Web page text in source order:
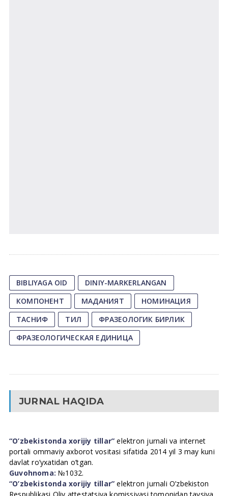
BIBLIYAGA OID
DINIY-MARKERLANGAN
КОМПОНЕНТ
МАДАНИЯТ
НОМИНАЦИЯ
ТАСНИФ
ТИЛ
ФРАЗЕОЛОГИК БИРЛИК
ФРАЗЕОЛОГИЧЕСКАЯ ЕДИНИЦА
JURNAL HAQIDA
“O’zbekistonda xorijiy tillar” elektron jurnali va internet
portali ommaviy axborot vositasi sifatida 2014 yil 3 may kuni
davlat ro’yxatidan o’tgan.
Guvohnoma: №1032.
“O’zbekistonda xorijiy tillar” elektron jurnali O’zbekiston